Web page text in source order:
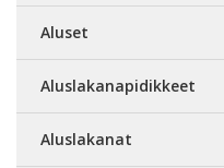
Aluset
Aluslakanapidikkeet
Aluslakanat